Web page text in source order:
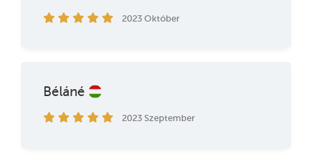
2023 Október
Béláné
2023 Szeptember